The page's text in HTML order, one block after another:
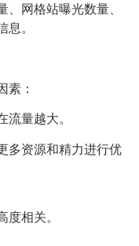
网格站曝光数量、
。
素：
量越大。
多资源和精力进行优
相关。